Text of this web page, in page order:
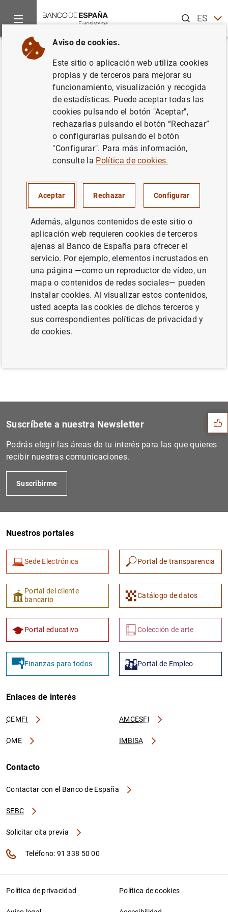
ESEN
Inicio Noticias y eventos
Volver
Operaciones del Eurosistema de
inyección de liquidez en dólares
estadounidenses en el primer
trimestre de 2009
de liquidez en dólares estadounidenses en
el primer trimestre de 2009 (16KB)
Anterior
Siguiente
Actualización de la lista d...
Sugerencias
1 2
Suscríbete a nuestra Newsletter
Podrás elegir las áreas de tu interés para las que quieres
recibir nuestras comunicaciones.
Suscribirme
Nuestros portales
Sede Electrónica Portal de transparencia
Portal del cliente
bancario
Catálogo de datos
Portal educativo Colección de arte
Finanzas para todos Portal de Empleo
Enlaces de interés
CEMFI AMCESFI
OME IMBISA
Contacto
Contactar con el Banco de España
SEBC
Solicitar cita previa
Teléfono: 91 338 50 00
Política de privacidad Política de cookies
Aviso de cookies.
Este sitio o aplicación web utiliza cookies
propias y de terceros para mejorar su
funcionamiento, visualización y recogida
de estadísticas. Puede aceptar todas las
cookies pulsando el botón "Aceptar",
rechazarlas pulsando el botón “Rechazar”
o configurarlas pulsando el botón
"Configurar". Para más información,
consulte la Política de cookies.
Aceptar Rechazar Configurar
Además, algunos contenidos de este sitio o
aplicación web requieren cookies de terceros
ajenas al Banco de España para ofrecer el
servicio. Por ejemplo, elementos incrustados en
una página —como un reproductor de vídeo, un
mapa o contenidos de redes sociales— pueden
instalar cookies. Al visualizar estos contenidos,
usted acepta las cookies de dichos terceros y
sus correspondientes políticas de privacidad y
de cookies.